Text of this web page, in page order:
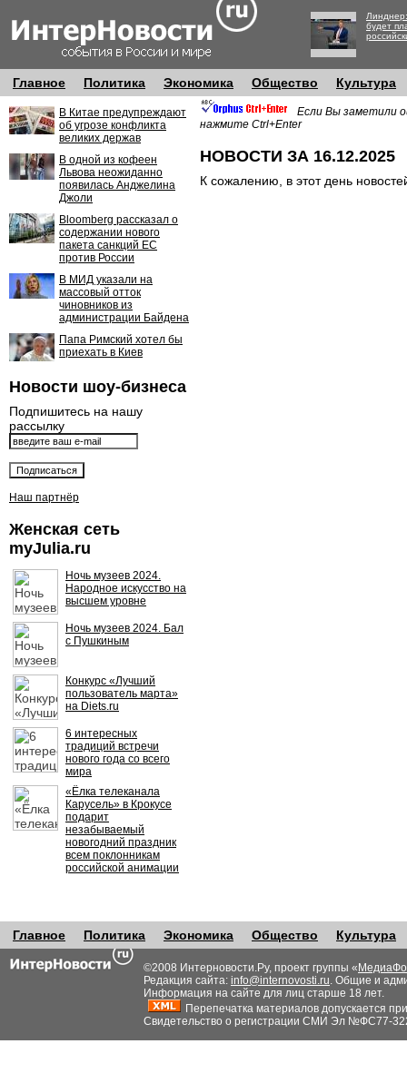
будет
Главное Политика Экономика Общество Культура
В Китае предупреждают
об угрозе конфликта
великих держав
В одной из кофеен
Львова неожиданно
появилась Анджелина
Джоли
Bloomberg рассказал о
содержании нового
пакета санкций ЕС
против России
В МИД указали на
массовый отток
чиновников из
администрации Байдена
Папа Римский хотел бы
приехать в Киев
Новости шоу-бизнеса
Подпишитесь на нашу
рассылку
Наш партнёр
Женская сеть
myJulia.ru
Ночь музеев 2024.
Народное искусство на
высшем уровне
Ночь музеев 2024. Бал
с Пушкиным
Конкурс «Лучший
пользователь марта»
на Diets.ru
6 интересных
традиций встречи
нового года со всего
мира
«Ёлка телеканала
Карусель» в Крокусе
подарит
незабываемый
новогодний праздник
всем поклонникам
российской анимации
Если Вы заметили
нажмите Ctrl+Enter
НОВОСТИ ЗА 16.12.2025
К сожалению, в этот день
Главное Политика Экономика Общество Культура
©2008 Интерновости.Ру, проект группы «
Редакция сайта: info@internovosti.ru. Общие и
Информация на сайте для лиц старше 18 лет.
Перепечатка материалов допускается
Свидетельство о регистрации СМИ Эл №ФС77-